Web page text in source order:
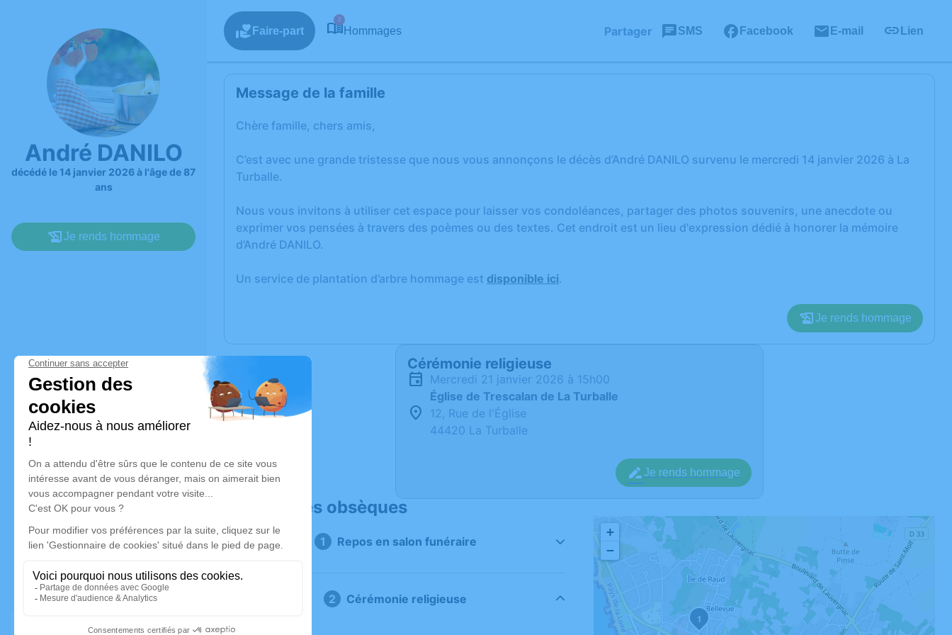
André DANILO
décédé le 14 janvier 2026 à l'âge de 87
ans
Je rends hommage
Faire-part
2
Hommages Partager SMS Facebook E-mail Lien
Message de la famille
Chère famille, chers amis,
C’est avec une grande tristesse que nous vous annonçons le décès d’André DANILO survenu le mercredi 14 janvier 2026 à La
Turballe.
Nous vous invitons à utiliser cet espace pour laisser vos condoléances, partager des photos souvenirs, une anecdote ou
exprimer vos pensées à travers des poèmes ou des textes. Cet endroit est un lieu d'expression dédié à honorer la mémoire
d’André DANILO.
Un service de plantation d’arbre hommage est disponible ici.
Je rends hommage
Cérémonie religieuse
mercredi 21 janvier 2026 à 15h00
Église de Trescalan de La Turballe
12, Rue de l'Église
44420 La Turballe
Je rends hommage
Déroulé des obsèques
Repos en salon funéraire
Cérémonie religieuse
1
+
−